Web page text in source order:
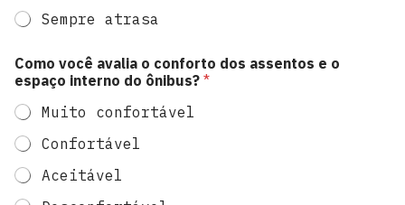
Sempre atrasa
Como você avalia o conforto dos assentos e o
espaço interno do ônibus? *
Muito confortável
Confortável
Aceitável